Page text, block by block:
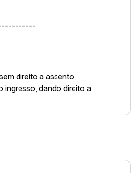
direito a assento.
ingresso, dando direito a